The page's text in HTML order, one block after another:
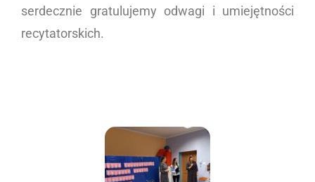
serdecznie gratulujemy odwagi i umiejętności
recytatorskich.